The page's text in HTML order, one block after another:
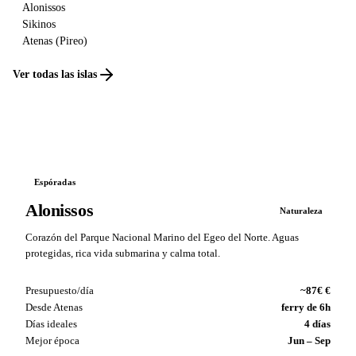
Alonissos
Sikinos
Atenas (Pireo)
Ver todas las islas
Espóradas
Alonissos Naturaleza
Corazón del Parque Nacional Marino del Egeo del Norte. Aguas
protegidas, rica vida submarina y calma total.
Presupuesto/día
~87€ €
Desde Atenas
ferry de 6h
Días ideales
4 días
Mejor época
Jun – Sep